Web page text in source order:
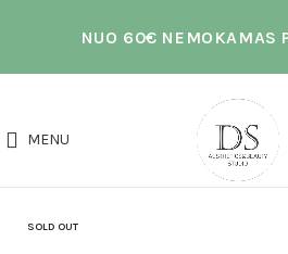
NUO 60€ NEMOKAMAS
MENU
SOLD OUT